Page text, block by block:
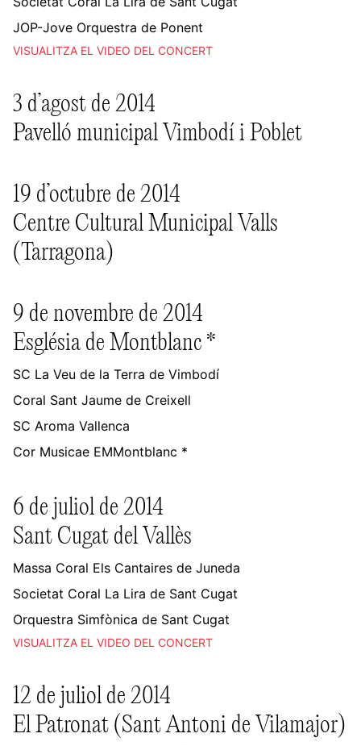
JOP-Jove Orquestra de Ponent
VISUALITZA EL VIDEO DEL CONCERT
3 d’agost de 2014
Pavelló municipal Vimbodí i Poblet
19 d’octubre de 2014
Centre Cultural Municipal Valls
(Tarragona)
9 de novembre de 2014
Església de Montblanc *
SC La Veu de la Terra de Vimbodí
Coral Sant Jaume de Creixell
SC Aroma Vallenca
Cor Musicae EMMontblanc *
6 de juliol de 2014
Sant Cugat del Vallès
Massa Coral Els Cantaires de Juneda
Societat Coral La Lira de Sant Cugat
Orquestra Simfònica de Sant Cugat
VISUALITZA EL VIDEO DEL CONCERT
12 de juliol de 2014
El Patronat (Sant Antoni de Vilamajor)